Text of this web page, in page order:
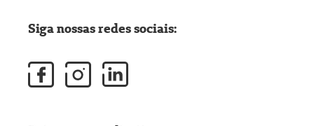
Siga nossas redes sociais: